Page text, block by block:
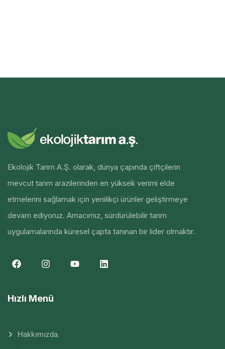
Ekolojik Tarım A.Ş. olarak, dünya çapında çiftçilerin
mevcut tarım arazilerinden en yüksek verimi elde
etmelerini sağlamak için yenilikçi ürünler geliştirmeye
devam ediyoruz. Amacımız, sürdürülebilir tarım
uygulamalarında küresel çapta tanınan bir lider olmaktır.
Hızlı Menü
Hakkımızda